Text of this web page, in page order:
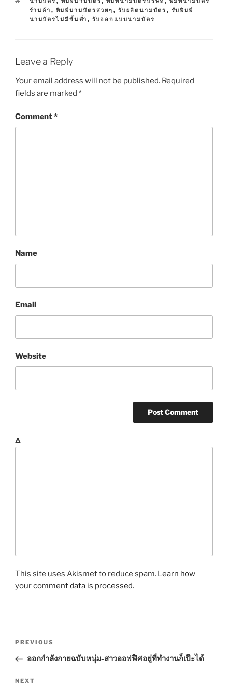
T
E
G
E
A
G
ร้านค้า , พิมพ์นามบัตรสวยๆ , รับผลิตนามบัตร , รับพิมพ์
นามบัตรไม่มีขั้นต่ำ , รับออกแบบนามบัตร
Leave a Reply
Your email address will not be published. Required
fields are marked *
Comment*
Name
Email
Website
Δ
This site uses Akismet to reduce spam. Learn how
your comment data is processed.
s
t
P
r
v
PREVIOUS
ออกกำลังกายฉบับหนุ่ม-สาวออฟฟิศอยู่ที่ทำงานก็เป๊ะได้
N
NEXT